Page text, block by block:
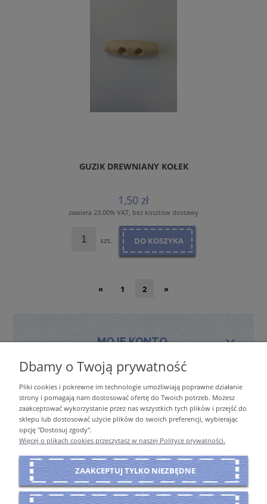
GUZIK DREWNIANY KOŁEK
1,50 zł
zawiera 23.00% VAT, bez kosztów dostawy
szt. DO KOSZYKA
« 1 2 »
MOJE KONTO
PŁATNOŚCI I DOSTAWA
INFORMACJE
O NAS
Dbamy o Twoją prywatność
Pliki cookies i pokrewne im technologie umożliwiają poprawne działanie
strony i pomagają nam dostosować ofertę do Twoich potrzeb. Możesz
zaakceptować wykorzystanie przez nas wszystkich tych plików i przejść do
sklepu lub dostosować użycie plików do swoich preferencji, wybierając
opcję "Dostosuj zgody".
Więcej o plikach cookies przeczytasz w naszej Polityce prywatności.
ZAAKCEPTUJ TYLKO NIEZBĘDNE